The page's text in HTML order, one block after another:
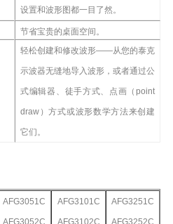
设置和波形图都一目了然。
节省宝贵的桌面空间。
轻松创建和修改波形——从您的泰克
示波器无缝地导入波形，或者通过公
式编辑器、徒手方式、点画（point
draw）方式或波形数学方法来创建
它们。
AFG3051C
AFG3052C
AFG3101C
AFG3102C
AFG3251C
AFG3252C